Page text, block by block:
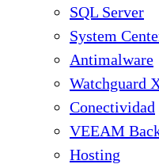
SQL Server
System
Antimalware
Watchguard
Conectividad
VEEAM
Hosting